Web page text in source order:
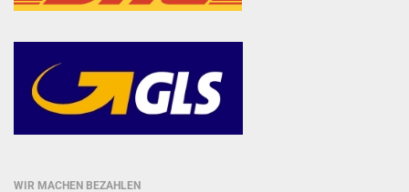
WIR MACHEN BEZAHLEN